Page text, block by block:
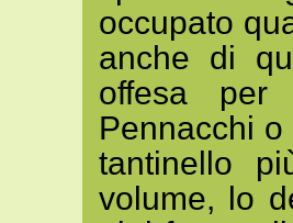
occupato
anche di
offesa
Pennacchi
tantinello
volume, lo